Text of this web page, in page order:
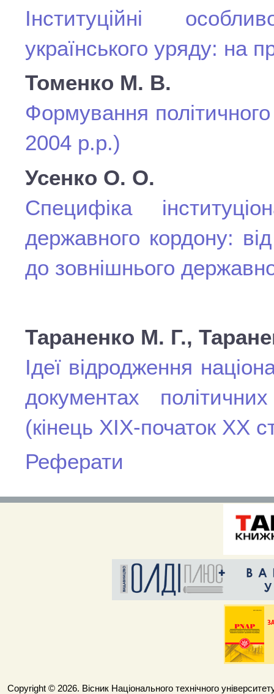
Інституційні
українського уряду: на
Томенко М. В.
Формування
2004 р.р.)
Усенко О. О.
Специфіка
державного кордону:
до зовнішнього
Тараненко М. Г.,
Ідеї відродження
документах
(кінець ХІХ-початок ХХ
Реферати
Copyright © 2026. Вісник Національного технічного